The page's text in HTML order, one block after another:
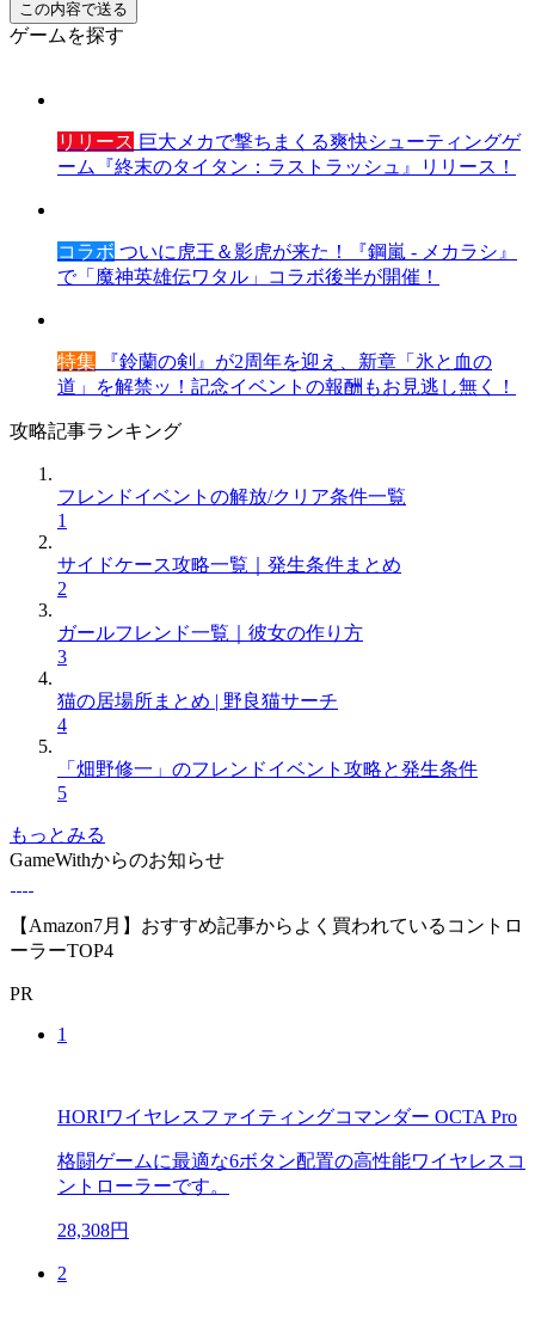
ゲームを探す
リリース 巨大メカで撃ちまくる爽快シューティングゲ
ーム『終末のタイタン：ラストラッシュ』リリース！
コラボ ついに虎王＆影虎が来た！『鋼嵐 - メカラシ』
で「魔神英雄伝ワタル」コラボ後半が開催！
特集 『鈴蘭の剣』が2周年を迎え、新章「氷と血の
道」を解禁ッ！記念イベントの報酬もお見逃し無く！
攻略記事ランキング
フレンドイベントの解放/クリア条件一覧
1
サイドケース攻略一覧｜発生条件まとめ
2
ガールフレンド一覧｜彼女の作り方
3
猫の居場所まとめ | 野良猫サーチ
4
「畑野修一」のフレンドイベント攻略と発生条件
5
もっとみる
GameWithからのお知らせ
【Amazon7月】おすすめ記事からよく買われているコントロ
ーラーTOP4
PR
1
HORIワイヤレスファイティングコマンダー OCTA Pro
格闘ゲームに最適な6ボタン配置の高性能ワイヤレスコ
ントローラーです。
28,308円
2